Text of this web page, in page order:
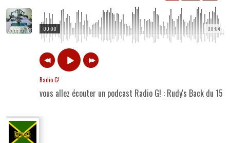
00:04
00:00
Radio G!
vous allez écouter un podcast Radio G! : Rudy's Back du 15